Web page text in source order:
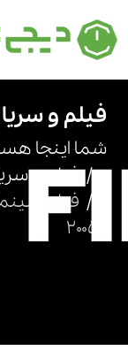
فیلم و
شما اینجا
فیلم و
فیلم
2005